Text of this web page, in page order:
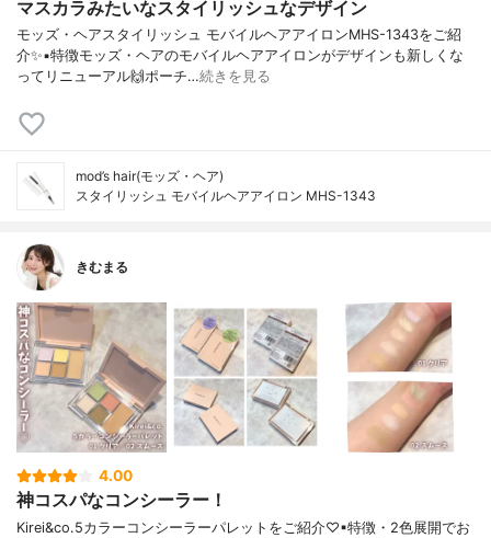
マスカラみたいなスタイリッシュなデザイン
モッズ・ヘアスタイリッシュ モバイルヘアアイロンMHS-1343をご紹
介✨▪︎特徴モッズ・ヘアのモバイルヘアアイロンがデザインも新しくな
ってリニューアル🙌ポーチ…続きを見る
mod’s hair(モッズ・ヘア)
スタイリッシュ モバイルヘアアイロン MHS-1343
きむまる
4.00
神コスパなコンシーラー！
Kirei&co.5カラーコンシーラーパレットをご紹介♡▪︎特徴・2色展開でお